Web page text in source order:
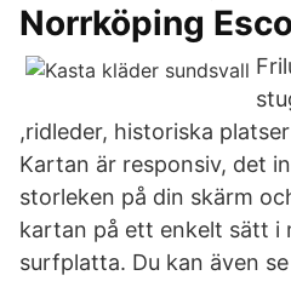
Norrköping
,ridleder, historiska
Kartan är responsiv, det
storleken på din skärm
kartan på ett enkelt sätt i
surfplatta. Du kan även